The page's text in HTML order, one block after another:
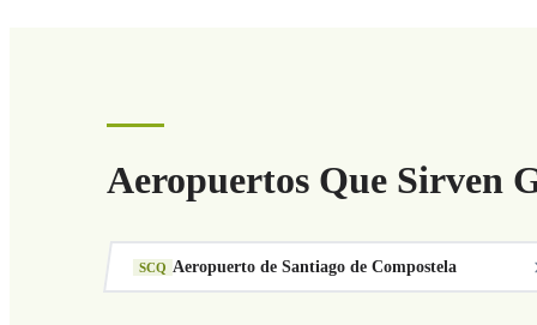
Aeropuertos Que Sirven
SCQ Aeropuerto de Santiago de Compostela